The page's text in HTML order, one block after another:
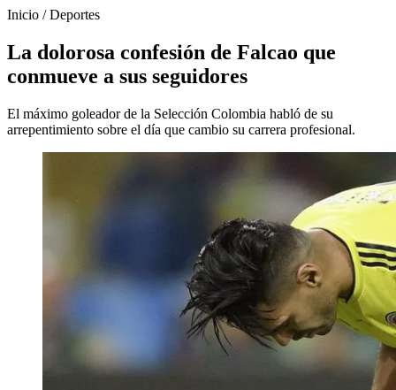
Inicio /Deportes
La dolorosa confesión de Falcao que
conmueve a sus seguidores
El máximo goleador de la Selección Colombia habló de su
arrepentimiento sobre el día que cambio su carrera profesional.